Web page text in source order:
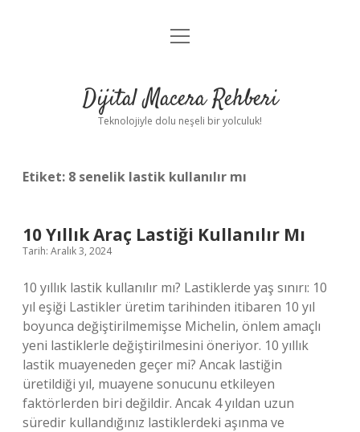
Anasayfa
Yasal Uyarı
menüyü
Dijital Macera Rehberi
Teknolojiyle dolu neşeli bir yolculuk!
Etiket: 8 senelik lastik kullanılır mı
10 Yıllık Araç Lastiği Kullanılır Mı
Tarih: Aralık 3, 2024
10 yıllık lastik kullanılır mı? Lastiklerde yaş sınırı: 10
yıl eşiği Lastikler üretim tarihinden itibaren 10 yıl
boyunca değiştirilmemişse Michelin, önlem amaçlı
yeni lastiklerle değiştirilmesini öneriyor. 10 yıllık
lastik muayeneden geçer mi? Ancak lastiğin
üretildiği yıl, muayene sonucunu etkileyen
faktörlerden biri değildir. Ancak 4 yıldan uzun
süredir kullandığınız lastiklerdeki aşınma ve